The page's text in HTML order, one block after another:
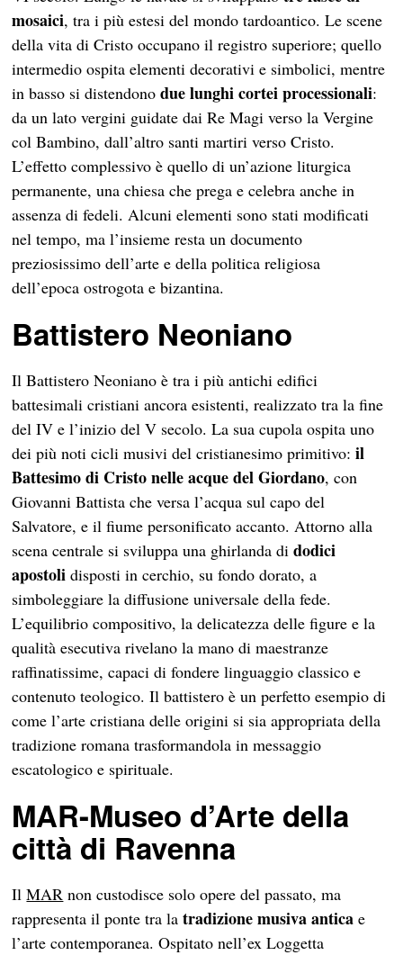
mosaici, tra i più estesi del mondo tardoantico. Le scene
della vita di Cristo occupano il registro superiore; quello
intermedio ospita elementi decorativi e simbolici, mentre
in basso si distendonodue lunghi cortei processionali:
da un lato vergini guidate dai Re Magi verso la Vergine
col Bambino, dall’altro santi martiri verso Cristo.
L’effetto complessivo è quello di un’azione liturgica
permanente, una chiesa che prega e celebra anche in
assenza di fedeli. Alcuni elementi sono stati modificati
nel tempo, ma l’insieme resta un documento
preziosissimo dell’arte e della politica religiosa
dell’epoca ostrogota e bizantina.
Battistero Neoniano
Il Battistero Neoniano è tra i più antichi edifici
battesimali cristiani ancora esistenti, realizzato tra la fine
del IV e l’inizio del V secolo. La sua cupola ospita uno
dei più noti cicli musivi del cristianesimo primitivo:il
Battesimo di Cristo nelle acque del Giordano, con
Giovanni Battista che versa l’acqua sul capo del
Salvatore, e il fiume personificato accanto. Attorno alla
scena centrale si sviluppa una ghirlanda didodici
apostoli disposti in cerchio, su fondo dorato, a
simboleggiare la diffusione universale della fede.
L’equilibrio compositivo, la delicatezza delle figure e la
qualità esecutiva rivelano la mano di maestranze
raffinatissime, capaci di fondere linguaggio classico e
contenuto teologico. Il battistero è un perfetto esempio di
come l’arte cristiana delle origini si sia appropriata della
tradizione romana trasformandola in messaggio
escatologico e spirituale.
MAR-Museo d’Arte della
città di Ravenna
IlMAR non custodisce solo opere del passato, ma
rappresenta il ponte tra latradizione musiva antica e
l’arte contemporanea. Ospitato nell’ex Loggetta